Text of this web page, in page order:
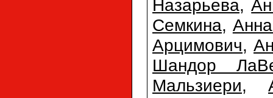
Назарьева,
Семкина,
Арцимович,
Шандор
Мальзиери,